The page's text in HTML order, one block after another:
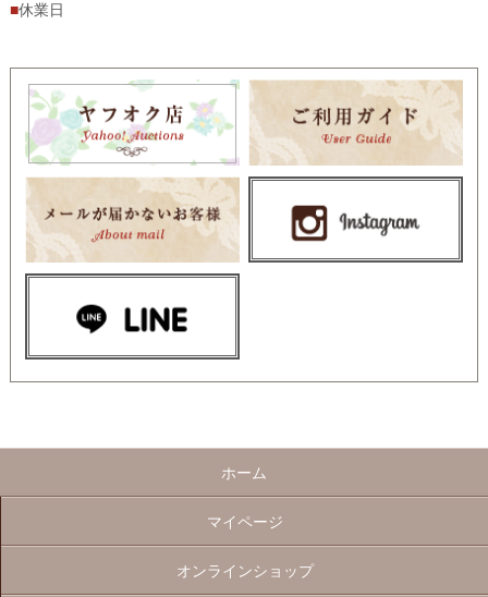
■休業日
ホーム
マイページ
オンラインショップ